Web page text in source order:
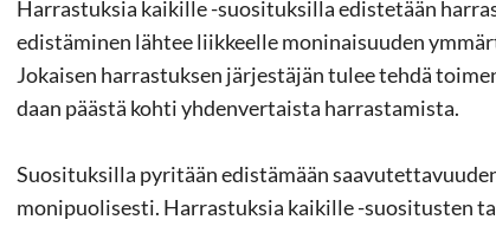
Har­ras­tuk­sia kai­kil­le -​suosituksilla edis­te­tään
edis­tä­mi­nen läh­tee liik­keel­le mo­ni­nai­suu­den
Jo­kai­sen har­ras­tuk­sen jär­jes­tä­jän tulee tehdä
daan pääs­tä kohti yh­den­ver­tais­ta har­ras­ta­mis­ta.
Suo­si­tuk­sil­la py­ri­tään edis­tä­mään
mo­ni­puo­li­ses­ti. Har­ras­tuk­sia kai­kil­le -​suositusten